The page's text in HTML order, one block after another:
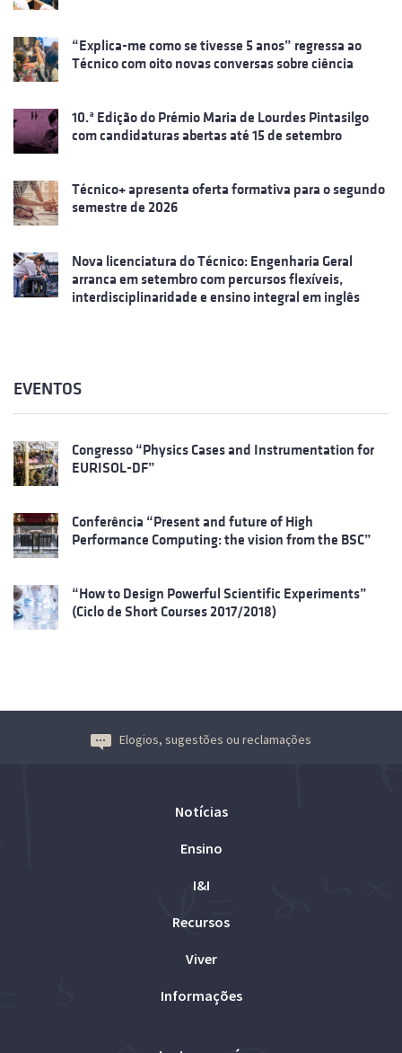
“Explica-me como se tivesse 5 anos” regressa ao
Técnico com oito novas conversas sobre ciência
10.ª Edição do Prémio Maria de Lourdes Pintasilgo
com candidaturas abertas até 15 de setembro
Técnico+ apresenta oferta formativa para o segundo
semestre de 2026
Nova licenciatura do Técnico: Engenharia Geral
arranca em setembro com percursos flexíveis,
interdisciplinaridade e ensino integral em inglês
EVENTOS
Congresso “Physics Cases and Instrumentation for
EURISOL-DF”
Conferência “Present and future of High
Performance Computing: the vision from the BSC”
“How to Design Powerful Scientific Experiments”
(Ciclo de Short Courses 2017/2018)
Elogios, sugestões ou reclamações
Notícias
Ensino
I&I
Recursos
Viver
Informações